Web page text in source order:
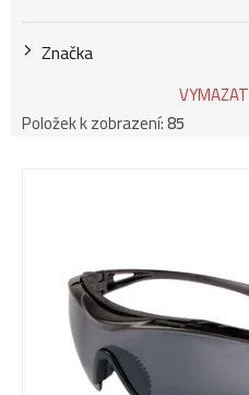
Značka
Položek k zobrazení:85